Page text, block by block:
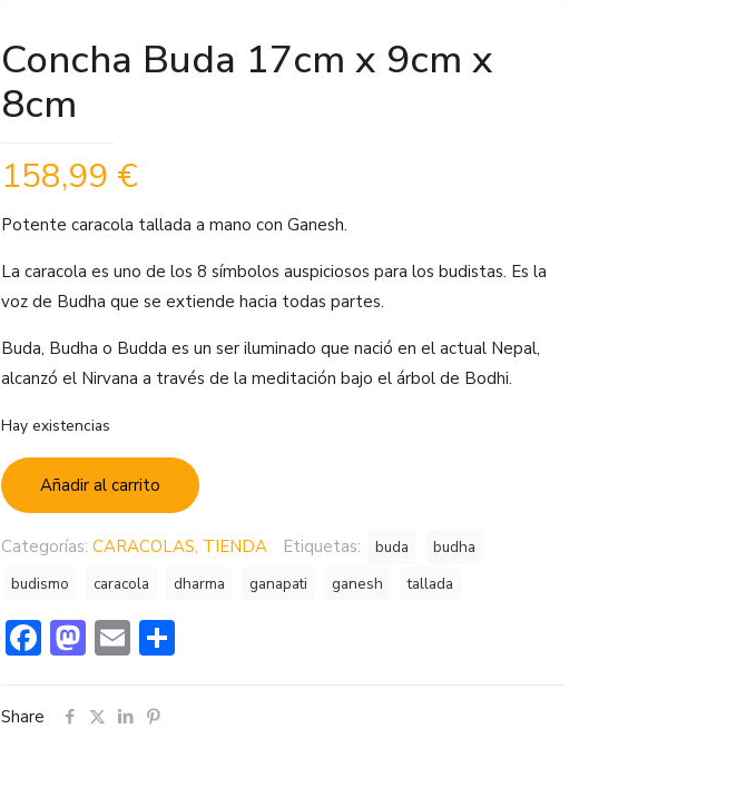
Concha Buda 17cm x 9cm x
8cm
158,99 €
Potente caracola tallada a mano con Ganesh.
La caracola es uno de los 8 símbolos auspiciosos para los budistas. Es la
voz de Budha que se extiende hacia todas partes.
Buda, Budha o Budda es un ser iluminado que nació en el actual Nepal,
alcanzó el Nirvana a través de la meditación bajo el árbol de Bodhi.
Hay existencias
Añadir al carrito
Categorías: CARACOLAS, TIENDA Etiquetas: buda
budha
budismo
caracola dharma ganapati ganesh tallada
Facebook
Mastodon
Email
Share